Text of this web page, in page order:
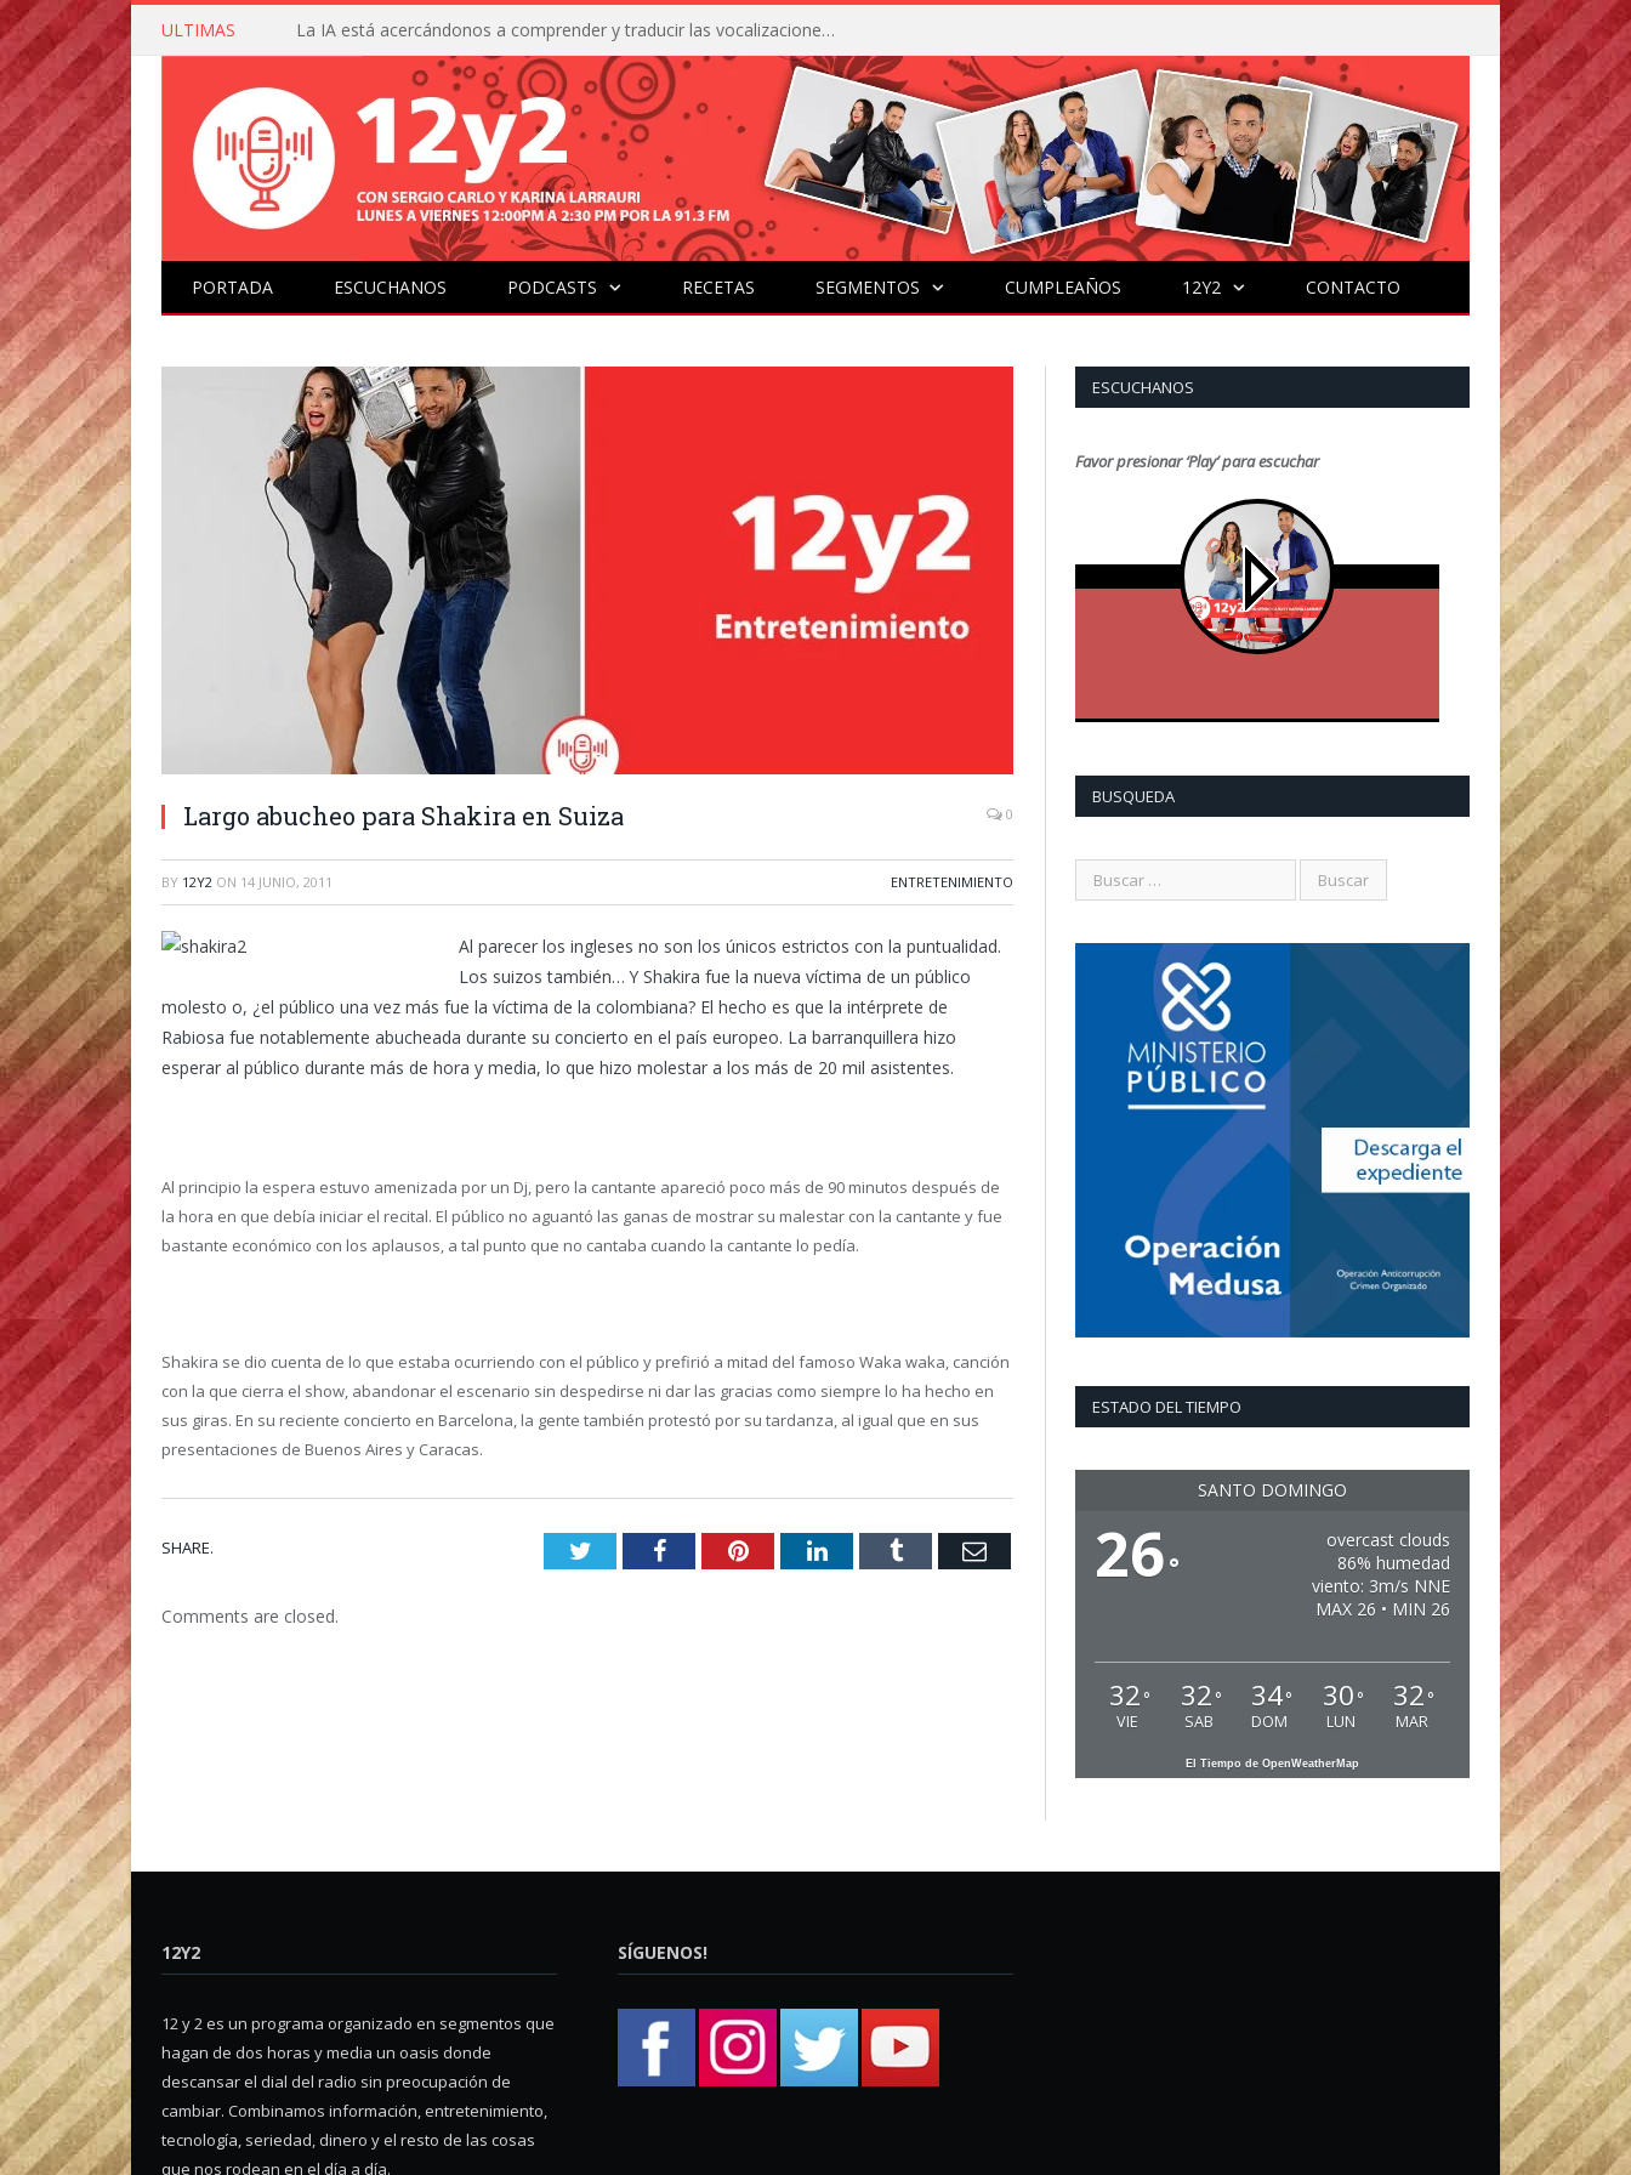
ULTIMAS La IA está acercándonos a comprender y traducir las vocalizaciones y comportamientos de nuestras mascotas
PORTADA ESCUCHANOS PODCASTS RECETAS SEGMENTOS CUMPLEAÑOS 12Y2 CONTACTO
Largo abucheo para Shakira en Suiza 0
BY 12Y2 ON 14 JUNIO, 2011 ENTRETENIMIENTO
Al parecer los ingleses no son los únicos estrictos con la puntualidad.
Los suizos también… Y Shakira fue la nueva víctima de un público
molesto o, ¿el público una vez más fue la víctima de la colombiana? El hecho es que la intérprete de
Rabiosa fue notablemente abucheada durante su concierto en el país europeo. La barranquillera hizo
esperar al público durante más de hora y media, lo que hizo molestar a los más de 20 mil asistentes.
Al principio la espera estuvo amenizada por un Dj, pero la cantante apareció poco más de 90 minutos después de
la hora en que debía iniciar el recital. El público no aguantó las ganas de mostrar su malestar con la cantante y fue
bastante económico con los aplausos, a tal punto que no cantaba cuando la cantante lo pedía.
Shakira se dio cuenta de lo que estaba ocurriendo con el público y prefirió a mitad del famoso Waka waka, canción
con la que cierra el show, abandonar el escenario sin despedirse ni dar las gracias como siempre lo ha hecho en
sus giras. En su reciente concierto en Barcelona, la gente también protestó por su tardanza, al igual que en sus
presentaciones de Buenos Aires y Caracas.
SHARE. TwitterFacebookPinterestLinkedInTumblr Email
Comments are closed.
ESCUCHANOS
Favor presionar ‘Play’ para escuchar
BUSQUEDA
ESTADO DEL TIEMPO
SANTO DOMINGO
26°
overcast clouds
86% humedad
viento: 3m/s NNE
MAX 26 • MIN 26
32 °
VIE
32 °
SAB
34°
DOM
30 °
LUN
32 °
MAR
El Tiempo de OpenWeatherMap
12Y2
12 y 2 es un programa organizado en segmentos que
hagan de dos horas y media un oasis donde
descansar el dial del radio sin preocupación de
cambiar. Combinamos información, entretenimiento,
tecnología, seriedad, dinero y el resto de las cosas
que nos rodean en el día a día.
SÍGUENOS!